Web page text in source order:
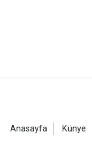
Anasayfa Künye